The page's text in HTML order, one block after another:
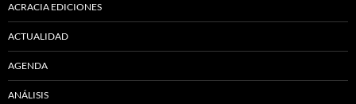
ACRACIA EDICIONES
ACTUALIDAD
AGENDA
ANÁLISIS